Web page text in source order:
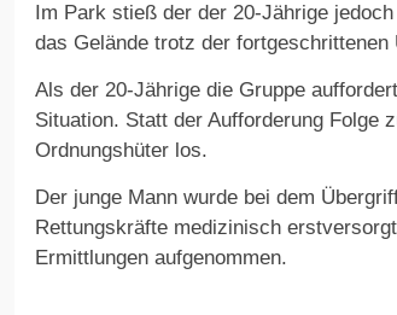
Im Park stieß der der 20-Jährige
das Gelände trotz der
Als der 20-Jährige die Gruppe
Situation. Statt der Aufforderung Folge
Ordnungshüter los.
Der junge Mann wurde bei dem
Rettungskräfte medizinisch
Ermittlungen aufgenommen.